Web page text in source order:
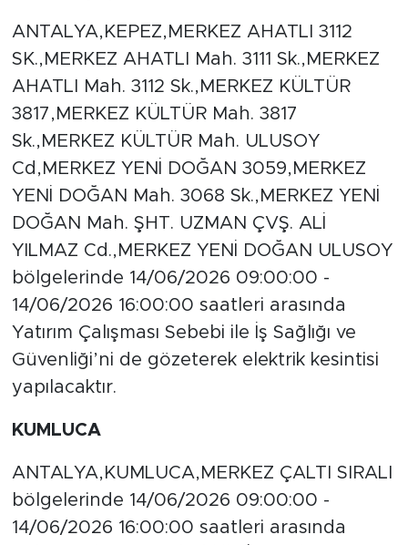
ANTALYA,KEPEZ,MERKEZ AHATLI 3112
SK.,MERKEZ AHATLI Mah. 3111 Sk.,MERKEZ
AHATLI Mah. 3112 Sk.,MERKEZ KÜLTÜR
3817,MERKEZ KÜLTÜR Mah. 3817
Sk.,MERKEZ KÜLTÜR Mah. ULUSOY
Cd,MERKEZ YENİ DOĞAN 3059,MERKEZ
YENİ DOĞAN Mah. 3068 Sk.,MERKEZ YENİ
DOĞAN Mah. ŞHT. UZMAN ÇVŞ. ALİ
YILMAZ Cd.,MERKEZ YENİ DOĞAN ULUSOY
bölgelerinde 14/06/2026 09:00:00 -
14/06/2026 16:00:00 saatleri arasında
Yatırım Çalışması Sebebi ile İş Sağlığı ve
Güvenliği’ni de gözeterek elektrik kesintisi
yapılacaktır.
KUMLUCA
ANTALYA,KUMLUCA,MERKEZ ÇALTI SIRALI
bölgelerinde 14/06/2026 09:00:00 -
14/06/2026 16:00:00 saatleri arasında